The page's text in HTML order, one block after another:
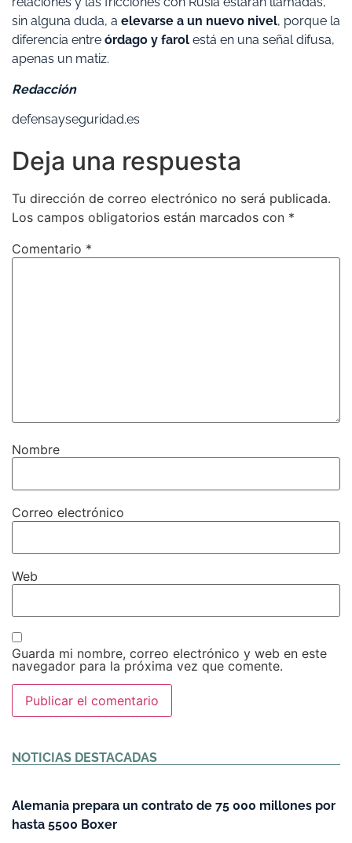
sin alguna duda, a elevarse a un nuevo nivel, porque la
diferencia entre órdago y farol está en una señal difusa,
apenas un matiz.
Redacción
defensayseguridad.es
Deja una respuesta
Tu dirección de correo electrónico no será publicada.
Los campos obligatorios están marcados con *
Comentario *
Nombre
Correo electrónico
Web
Guarda mi nombre, correo electrónico y web en este
navegador para la próxima vez que comente.
NOTICIAS DESTACADAS
Alemania prepara un contrato de 75 000 millones por
hasta 5500 Boxer